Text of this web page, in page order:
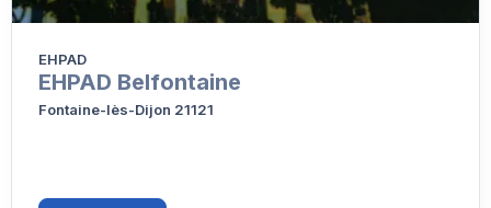
EHPAD
EHPAD Belfontaine
Fontaine-lès-Dijon 21121